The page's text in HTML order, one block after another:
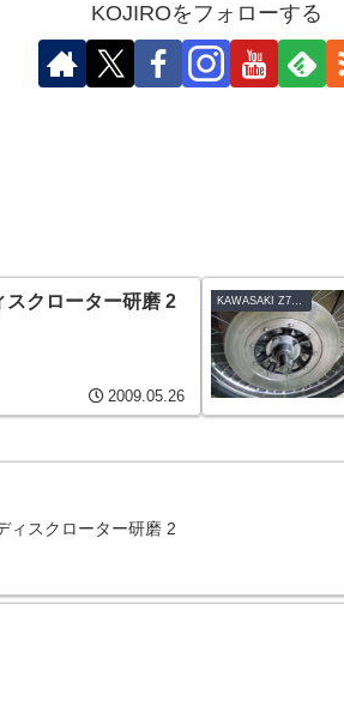
KOJIROをフォローする
スクローター研磨 2
2009.05.26
KAWASAKI Z750TWIN-B1_1978
ィスクローター研磨 2